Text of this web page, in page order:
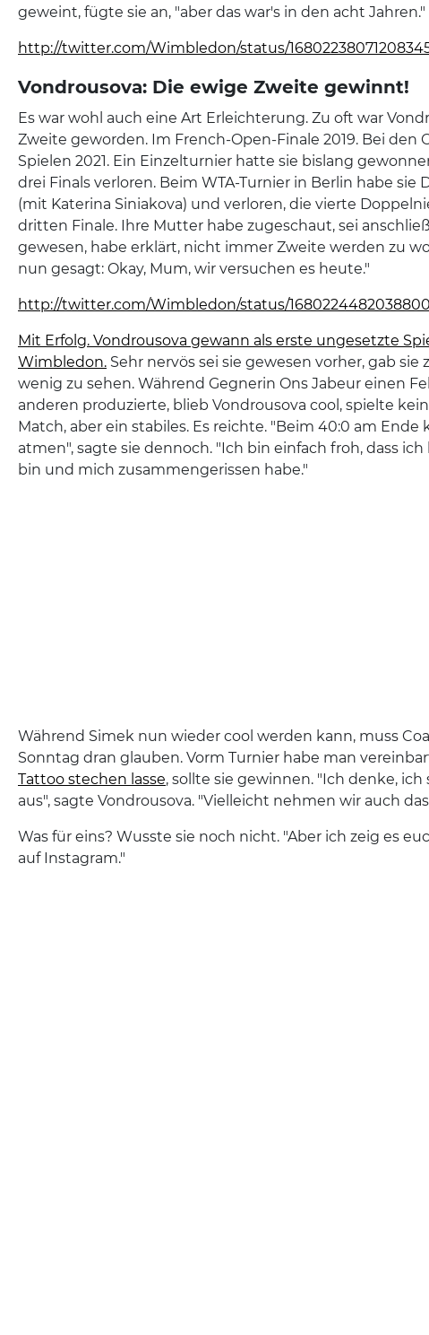
geweint, fügte sie an, "aber das war's in den acht Jahren."
http://twitter.com/Wimbledon/status/
Vondrousova: Die ewige Zweite gewinnt!
Es war wohl auch eine Art Erleichterung. Zu oft war
Zweite geworden. Im French-Open-Finale 2019. Bei den
Spielen 2021. Ein Einzelturnier hatte sie bislang
drei Finals verloren. Beim WTA-Turnier in Berlin habe sie
(mit Katerina Siniakova) und verloren, die vierte
dritten Finale. Ihre Mutter habe zugeschaut, sei
gewesen, habe erklärt, nicht immer Zweite werden zu
nun gesagt: Okay, Mum, wir versuchen es heute."
http://twitter.com/Wimbledon/status/
Mit Erfolg. Vondrousova gewann als erste ungesetzte
Wimbledon. Sehr nervös sei sie gewesen vorher, gab sie
wenig zu sehen. Während Gegnerin Ons Jabeur einen
anderen produzierte, blieb Vondrousova cool, spielte
Match, aber ein stabiles. Es reichte. "Beim 40:0 am
atmen", sagte sie dennoch. "Ich bin einfach froh, dass
bin und mich zusammengerissen habe."
Während Simek nun wieder cool werden kann, muss
Sonntag dran glauben. Vorm Turnier habe man
Tattoo stechen lasse, sollte sie gewinnen. "Ich denke, ich
aus", sagte Vondrousova. "Vielleicht nehmen wir auch
Was für eins? Wusste sie noch nicht. "Aber ich zeig es
auf Instagram."